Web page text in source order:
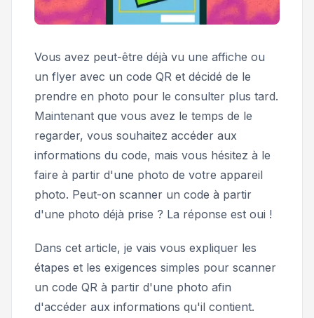
Vous avez peut-être déjà vu une affiche ou
un flyer avec un code QR et décidé de le
prendre en photo pour le consulter plus tard.
Maintenant que vous avez le temps de le
regarder, vous souhaitez accéder aux
informations du code, mais vous hésitez à le
faire à partir d'une photo de votre appareil
photo. Peut-on scanner un code à partir
d'une photo déjà prise ? La réponse est oui !
Dans cet article, je vais vous expliquer les
étapes et les exigences simples pour scanner
un code QR à partir d'une photo afin
d'accéder aux informations qu'il contient.